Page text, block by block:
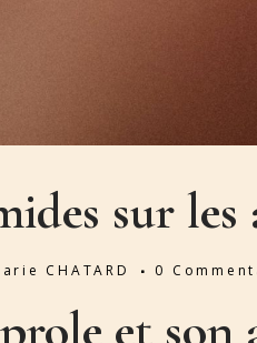
sur les
CHATARD 0
et son